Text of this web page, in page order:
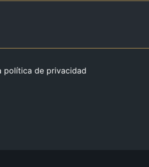
política de privacidad